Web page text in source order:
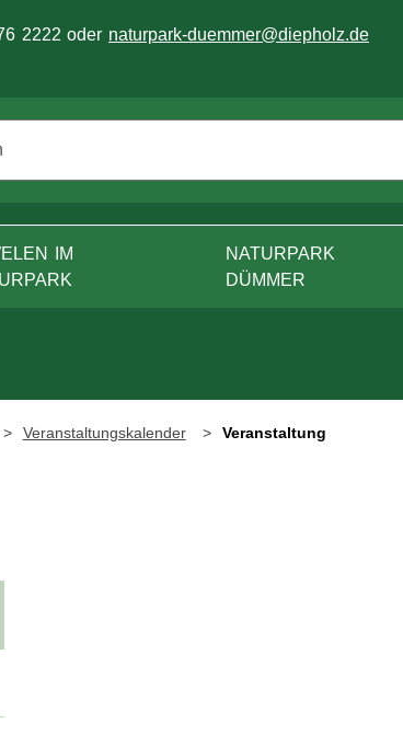
2222 oder naturpark-duemmer@diepholz.de
IM
NATURPARK
DÜMMER
Veranstaltungskalender Veranstaltung